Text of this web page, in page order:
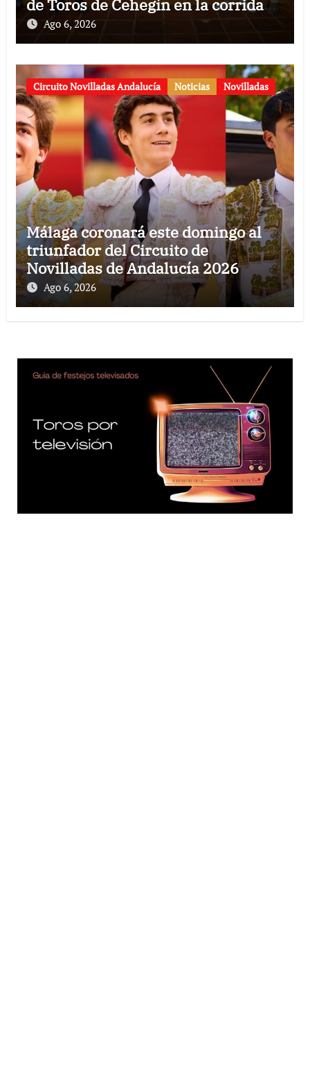
de Toros de Cehegín en la corrida
conmemorativa de su 125
aniversario
Ago 6, 2026
Circuito Novilladas Andalucía Noticias Novilladas
Málaga coronará este domingo al
triunfador del Circuito de
Novilladas de Andalucía 2026
Ago 6, 2026